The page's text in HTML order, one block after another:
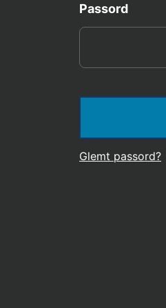
Passord
Glemt passord?